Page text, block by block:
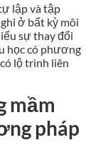
lập và tập
ở bất kỳ môi
sự thay đổi
học có phương
lộ trình liên
mầm
pháp